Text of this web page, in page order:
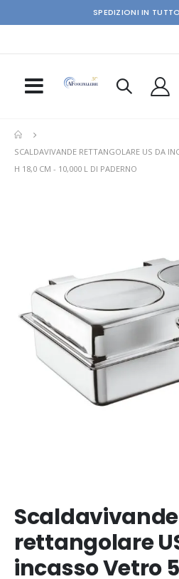
SPEDIZIONI IN
SCALDAVIVANDE RETTANGOLARE US DA
H 18,0 CM - 10,000 L DI PADERNO
gallery
Scaldavivande
rettangolare
incasso Vetro